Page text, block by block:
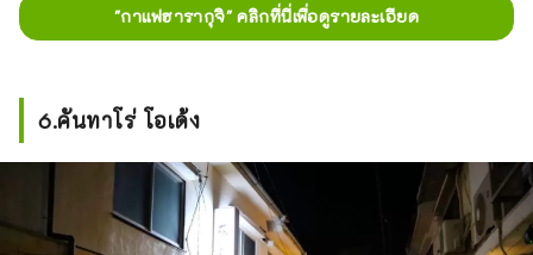
"กาแฟฮารากุจิ" คลิกที่นี่เพื่อดูรายละเอียด
6.คันทาโร่ โอเด้ง